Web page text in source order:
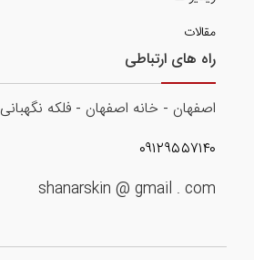
مقالات
راه های ارتباطی
اصفهان - خانه اصفهان - فلکه نگهبانی
۰۹۱۲۹۵۵۷۱۴۰
shanarskin @ gmail . com